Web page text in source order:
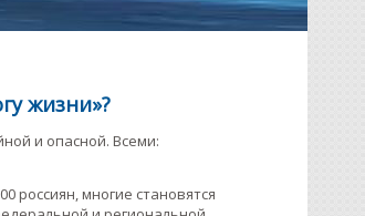
жизни»?
и опасной. Всеми:
россиян, многие становятся